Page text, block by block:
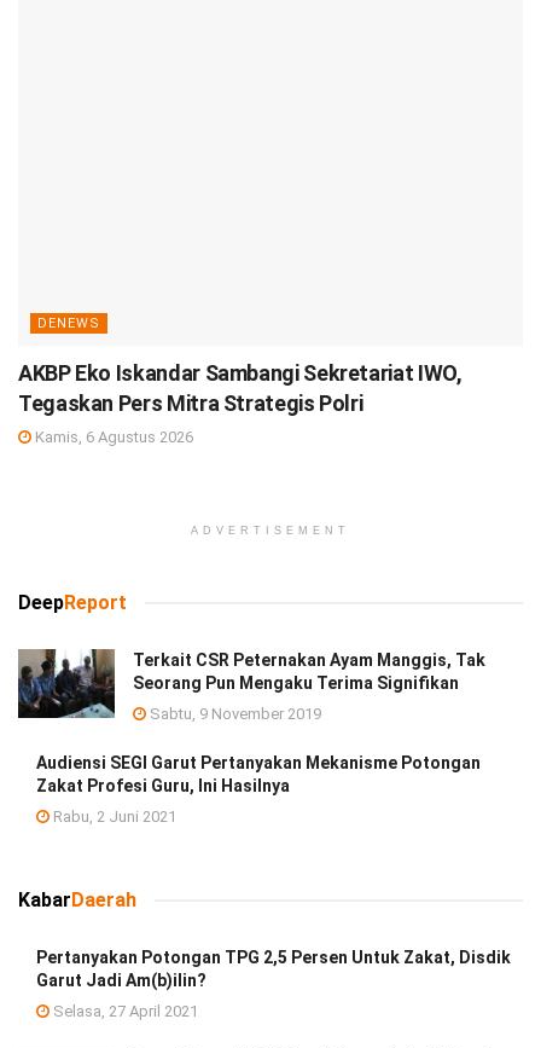
DENEWS
AKBP Eko Iskandar Sambangi Sekretariat IWO,
Tegaskan Pers Mitra Strategis Polri
Kamis, 6 Agustus 2026
ADVERTISEMENT
DeepReport
Terkait CSR Peternakan Ayam Manggis, Tak
Seorang Pun Mengaku Terima Signifikan
Sabtu, 9 November 2019
Audiensi SEGI Garut Pertanyakan Mekanisme Potongan
Zakat Profesi Guru, Ini Hasilnya
Rabu, 2 Juni 2021
KabarDaerah
Pertanyakan Potongan TPG 2,5 Persen Untuk Zakat, Disdik
Garut Jadi Am(b)ilin?
Selasa, 27 April 2021